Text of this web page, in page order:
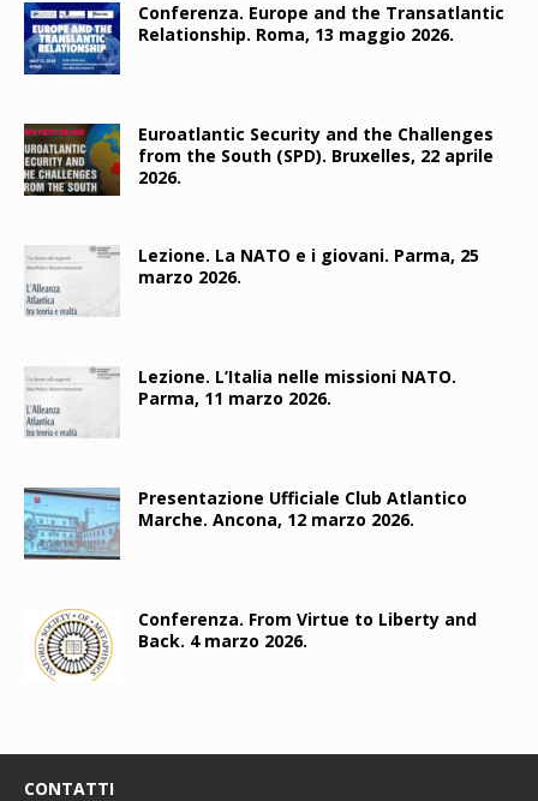
Conferenza. Europe and the Transatlantic
Relationship. Roma, 13 maggio 2026.
Euroatlantic Security and the Challenges
from the South (SPD). Bruxelles, 22 aprile
2026.
Lezione. La NATO e i giovani. Parma, 25
marzo 2026.
Lezione. L’Italia nelle missioni NATO.
Parma, 11 marzo 2026.
Presentazione Ufficiale Club Atlantico
Marche. Ancona, 12 marzo 2026.
Conferenza. From Virtue to Liberty and
Back. 4 marzo 2026.
CONTATTI